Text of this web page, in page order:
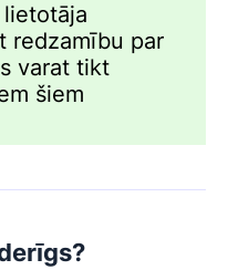
redzamību par
varat tikt
šiem